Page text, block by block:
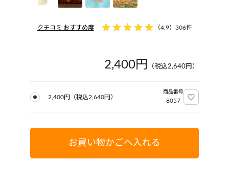
クチコミ おすすめ度 （4.9） 306件
2,400円 （税込2,640円）
2,400円 （税込2,640円）
商品番号
8057
お買い物かごへ入れる